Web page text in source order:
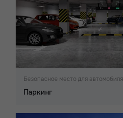
Безопасное место для автомобиля
Паркинг